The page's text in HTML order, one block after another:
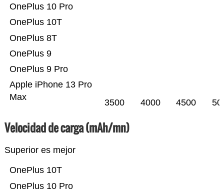
Apple iPhone 13 Pro
Max
OnePlus 9 Pro
OnePlus 9
OnePlus 8T
OnePlus 10T
OnePlus 10 Pro
3500 4000 4500
Velocidad de carga (mAh/mn)
Superior es mejor
OnePlus 10 Pro
OnePlus 10T